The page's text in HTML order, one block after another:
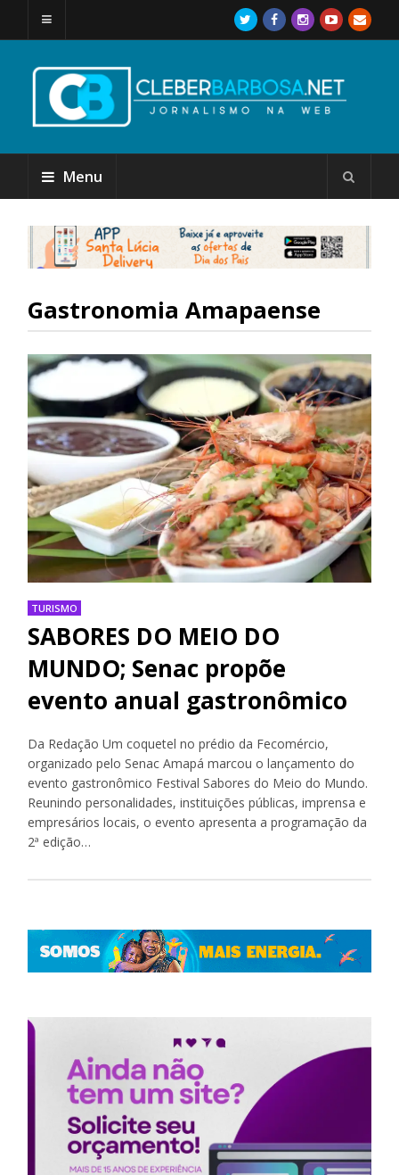
Menu
Gastronomia Amapaense
TURISMO
SABORES DO MEIO DO
MUNDO; Senac propõe
evento anual gastronômico
Da Redação Um coquetel no prédio da Fecomércio,
organizado pelo Senac Amapá marcou o lançamento do
evento gastronômico Festival Sabores do Meio do Mundo.
Reunindo personalidades, instituições públicas, imprensa e
empresários locais, o evento apresenta a programação da
2ª edição…